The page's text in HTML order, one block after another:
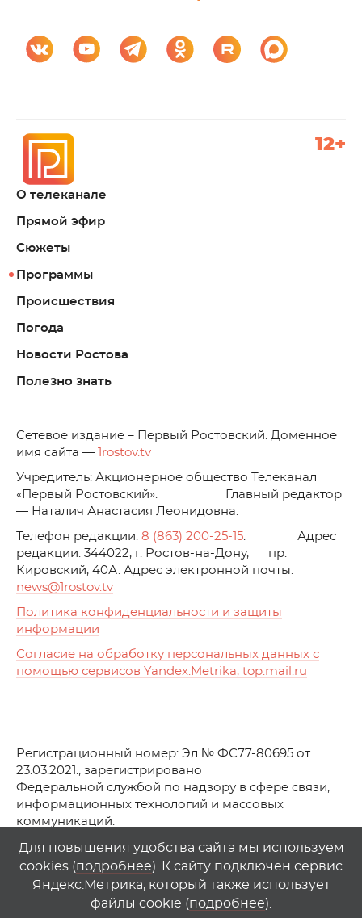
О телеканале
Прямой эфир
Сюжеты
Программы
Происшествия
Погода
Новости Ростова
Полезно знать
12+
Cетевое издание – Первый Ростовский. Доменное
имя сайта — 1rostov.tv
Учредитель: Акционерное общество Телеканал
«Первый Ростовский». Главный редактор
— Наталич Анастасия Леонидовна.
Телефон редакции: 8 (863) 200-25-15 . Адрес
редакции: 344022, г. Ростов-на-Дону, пр.
Кировский, 40А. Адрес электронной почты:
news@1rostov.tv
Политика конфиденциальности и защиты
информации
Согласие на обработку персональных данных с
помощью сервисов Yandex.Metrika, top.mail.ru
Регистрационный номер: Эл № ФС77-80695 от
23.03.2021., зарегистрировано
Федеральной службой по надзору в сфере связи,
информационных технологий и массовых
коммуникаций.
© АО Телеканал «Первый Ростовский» (2021-2025)
Любое использование материалов сайта возможно
только при указании гиперссылки на1rostov.tv
Для повышения удобства сайта мы используем
cookies (подробнее). К сайту подключен сервис
Яндекс.Метрика, который также использует
файлы cookie (подробнее).